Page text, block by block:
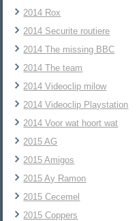
2014 Rox
2014 Securite routiere
2014 The missing BBC
2014 The team
2014 Videoclip milow
2014 Videoclip Playstation
2014 Voor wat hoort wat
2015 AG
2015 Amigos
2015 Ay Ramon
2015 Cecemel
2015 Coppers